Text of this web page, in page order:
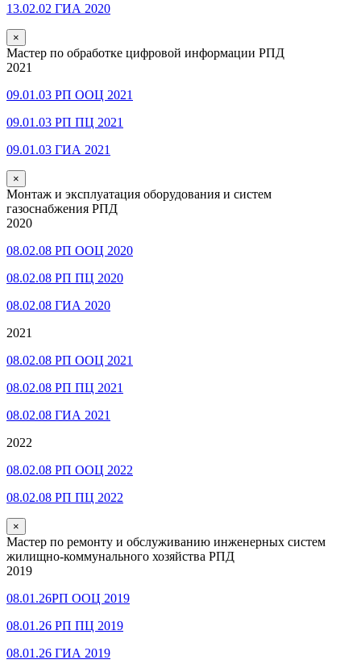
13.02.02 ГИА 2020
×
Мастер по обработке цифровой информации РПД
2021
09.01.03 РП ООЦ 2021
09.01.03 РП ПЦ 2021
09.01.03 ГИА 2021
×
Монтаж и эксплуатация оборудования и систем
газоснабжения РПД
2020
08.02.08 РП ООЦ 2020
08.02.08 РП ПЦ 2020
08.02.08 ГИА 2020
2021
08.02.08 РП ООЦ 2021
08.02.08 РП ПЦ 2021
08.02.08 ГИА 2021
2022
08.02.08 РП ООЦ 2022
08.02.08 РП ПЦ 2022
×
Мастер по ремонту и обслуживанию инженерных систем
жилищно-коммунального хозяйства РПД
2019
08.01.26РП ООЦ 2019
08.01.26 РП ПЦ 2019
08.01.26 ГИА 2019